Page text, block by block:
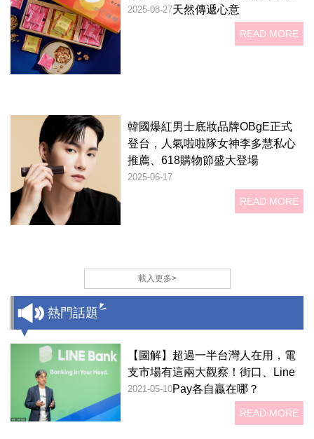
天然傳遞心意
2025-08-27
READ MORE
韓國爆紅男士底妝品牌OBgE正式
登台，人氣啦啦隊女神李多慧私心
推薦、618購物節盛大登場
2025-06-17
READ MORE
載入更多>
熱門話題
【圖解】超過一半台灣人在用，電
支市場有這兩大觀察！街口、Line
Pay各自贏在哪？
2021-05-10
READ MORE